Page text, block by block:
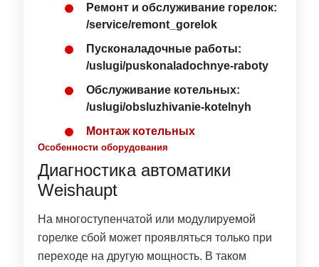
Ремонт и обслуживание горелок:
/service/remont_gorelok
Пусконаладочные работы:
/uslugi/puskonaladochnye-raboty
Обслуживание котельных:
/uslugi/obsluzhivanie-kotelnyh
Монтаж котельных
Особенности оборудования
Диагностика автоматики
Weishaupt
На многоступенчатой или модулируемой
горелке сбой может проявляться только при
переходе на другую мощность. В таком